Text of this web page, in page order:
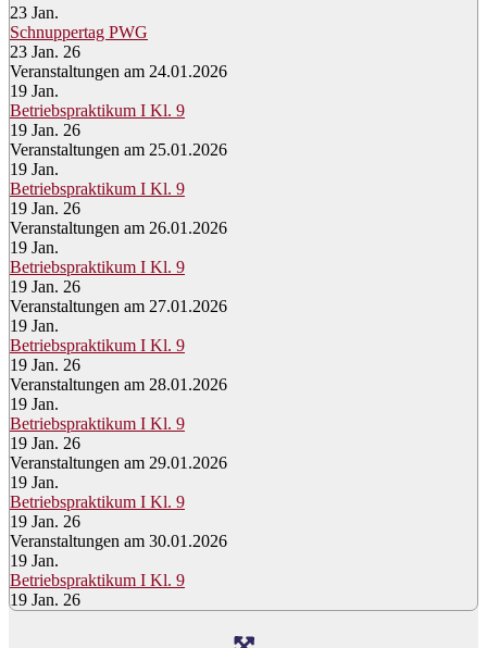
23 Jan.
Schnuppertag PWG
23 Jan. 26
Veranstaltungen am 24.01.2026
19 Jan.
Betriebspraktikum I Kl. 9
19 Jan. 26
Veranstaltungen am 25.01.2026
19 Jan.
Betriebspraktikum I Kl. 9
19 Jan. 26
Veranstaltungen am 26.01.2026
19 Jan.
Betriebspraktikum I Kl. 9
19 Jan. 26
Veranstaltungen am 27.01.2026
19 Jan.
Betriebspraktikum I Kl. 9
19 Jan. 26
Veranstaltungen am 28.01.2026
19 Jan.
Betriebspraktikum I Kl. 9
19 Jan. 26
Veranstaltungen am 29.01.2026
19 Jan.
Betriebspraktikum I Kl. 9
19 Jan. 26
Veranstaltungen am 30.01.2026
19 Jan.
Betriebspraktikum I Kl. 9
19 Jan. 26